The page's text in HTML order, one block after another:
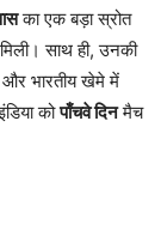
का एक बड़ा स्रोत
साथ ही, उनकी
और भारतीय खेमे में
कोपाँचवे दिनमैच